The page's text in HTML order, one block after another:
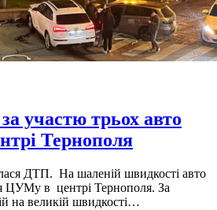
участю трьох авто
Тернополя
ДТП. На шаленій швидкості авто
ЦУМу в центрі Тернополя. За
на великій швидкості…